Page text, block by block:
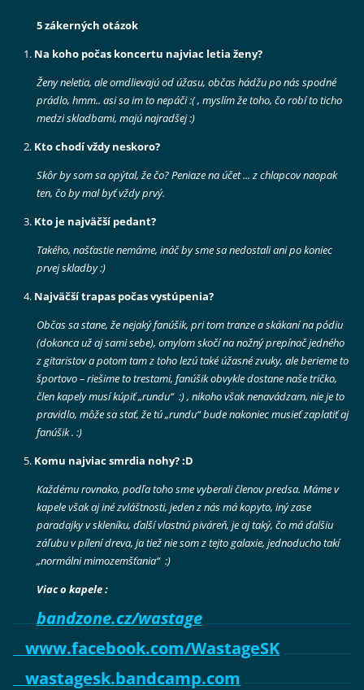
5 zákerných otázok
Na koho počas koncertu najviac letia ženy?
Ženy neletia, ale omdlievajú od úžasu, občas hádžu po nás spodné
prádlo, hmm.. asi sa im to nepáči:( , myslím že toho, čo robí to ticho
medzi skladbami, majú najradšej :)
Kto chodí vždy neskoro?
Skôr by som sa opýtal, že čo? Peniaze na účet ... z chlapcov naopak
ten, čo by mal byť vždy prvý.
Kto je najväčší pedant?
Takého, našťastie nemáme, ináč by sme sa nedostali ani po koniec
prvej skladby :)
Najväčší trapas počas vystúpenia?
Občas sa stane, že nejaký fanúšik, pri tom tranze a skákaní na pódiu
(dokonca už aj sami sebe), omylom skočí na nožný prepínač jedného
z gitaristov a potom tam z toho lezú také úžasné zvuky, ale berieme to
športovo – riešime to trestami, fanúšik obvykle dostane naše tričko,
člen kapely musí kúpiť „rundu“ :) , nikoho však nenavádzam, nie je to
pravidlo, môže sa stať, že tú „rundu“ bude nakoniec musieť zaplatiť aj
fanúšik . :)
Komu najviac smrdia nohy? :D
Každému rovnako, podľa toho sme vyberali členov predsa. Máme v
kapele však aj iné zvláštnosti, jeden z nás má kopyto, iný zase
paradajky v skleníku, ďalší vlastnú piváreň, je aj taký, čo má ďalšiu
záľubu v pílení dreva, ja tiež nie som z tejto galaxie, jednoducho takí
„normálni mimozemšťania“ :)
Viac o kapele :
bandzone.cz/wastage
www.facebook.com/WastageSK
wastagesk.bandcamp.com